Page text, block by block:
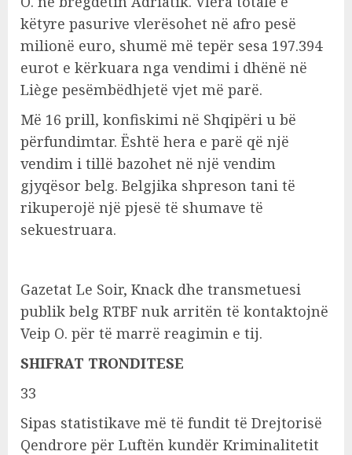
këtyre pasurive vlerësohet në afro pesë
milionë euro, shumë më tepër sesa 197.394
eurot e kërkuara nga vendimi i dhënë në
Liège pesëmbëdhjetë vjet më parë.
Më 16 prill, konfiskimi në Shqipëri u bë
përfundimtar. Është hera e parë që një
vendim i tillë bazohet në një vendim
gjyqësor belg. Belgjika shpreson tani të
rikuperojë një pjesë të shumave të
sekuestruara.
Gazetat Le Soir, Knack dhe transmetuesi
publik belg RTBF nuk arritën të kontaktojnë
Veip O. për të marrë reagimin e tij.
SHIFRAT TRONDITESE
33
Sipas statistikave më të fundit të Drejtorisë
Qendrore për Luftën kundër Kriminalitetit